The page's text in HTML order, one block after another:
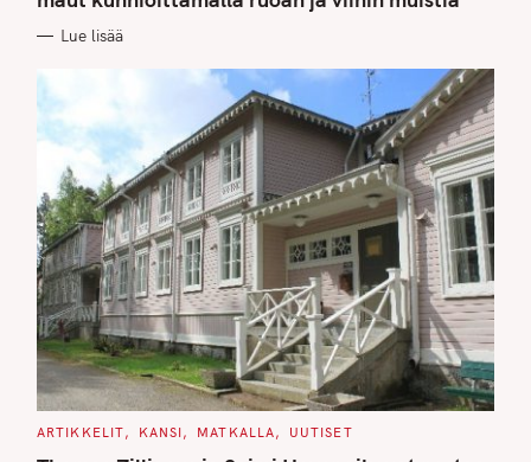
O
I
Lue lisää
C
ARTIKKELIT KANSI MATKALLA UUTISET